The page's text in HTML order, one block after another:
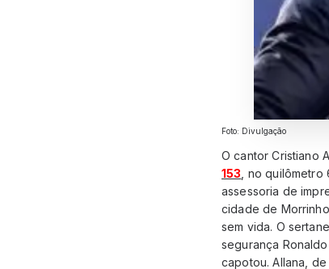
Foto: Divulgação
O cantor Cristiano
153 , no
assessoria de
cidade de
sem vida. O
segurança
capotou. Allana,